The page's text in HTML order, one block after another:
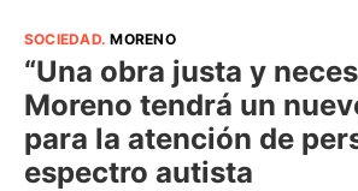
SOCIEDAD.MORENO
“Una obra justa y
Moreno tendrá un
para la atención de
espectro autista